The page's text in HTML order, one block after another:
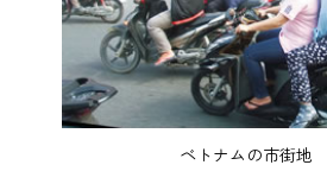
ベトナムの市街地